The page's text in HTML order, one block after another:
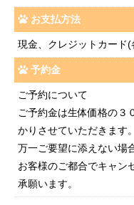
お支払方法
現金、クレジットカード
予約金
ご予約について
ご予約金は生体価格の３
かりさせていただきます。
万一ご要望に添えない場
お客様のご都合でキャン
承願います。